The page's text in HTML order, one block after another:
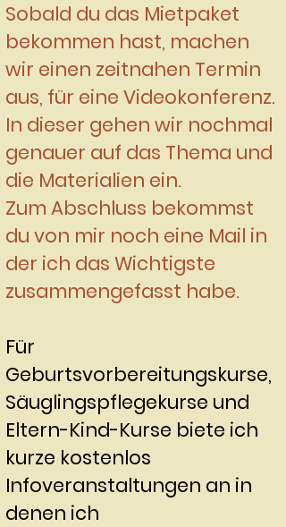
Sobald du das Mietpaket
bekommen hast, machen
wir einen zeitnahen Termin
aus, für eine Videokonferenz.
In dieser gehen wir nochmal
genauer auf das Thema und
die Materialien ein.
Zum Abschluss bekommst
du von mir noch eine Mail in
der ich das Wichtigste
zusammengefasst habe.
Für
Geburtsvorbereitungskurse,
Säuglingspflegekurse und
Eltern-Kind-Kurse biete ich
kurze kostenlos
Infoveranstaltungen an in
denen ich